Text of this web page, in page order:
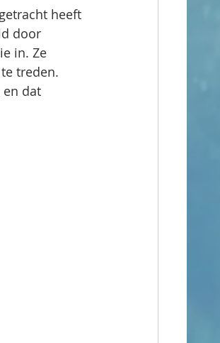
heeft
door
in. Ze
treden.
en dat